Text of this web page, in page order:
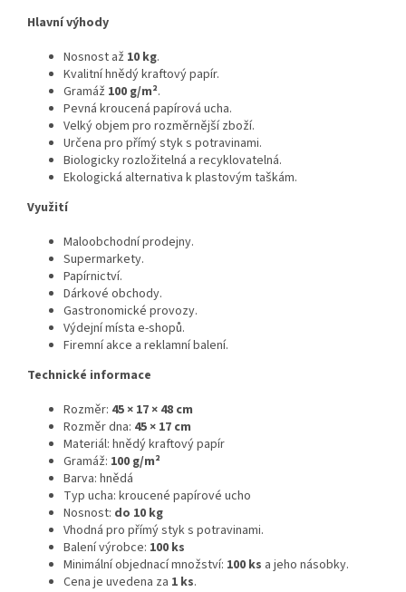
Hlavní výhody
Nosnost až 10 kg.
Kvalitní hnědý kraftový papír.
Gramáž 100 g/m².
Pevná kroucená papírová ucha.
Velký objem pro rozměrnější zboží.
Určena pro přímý styk s potravinami.
Biologicky rozložitelná a recyklovatelná.
Ekologická alternativa k plastovým taškám.
Využití
Maloobchodní prodejny.
Supermarkety.
Papírnictví.
Dárkové obchody.
Gastronomické provozy.
Výdejní místa e-shopů.
Firemní akce a reklamní balení.
Technické informace
Rozměr: 45 × 17 × 48 cm
Rozměr dna: 45 × 17 cm
Materiál: hnědý kraftový papír
Gramáž: 100 g/m²
Barva: hnědá
Typ ucha: kroucené papírové ucho
Nosnost: do 10 kg
Vhodná pro přímý styk s potravinami.
Balení výrobce: 100 ks
Minimální objednací množství: 100 ks a jeho násobky.
Cena je uvedena za 1 ks.